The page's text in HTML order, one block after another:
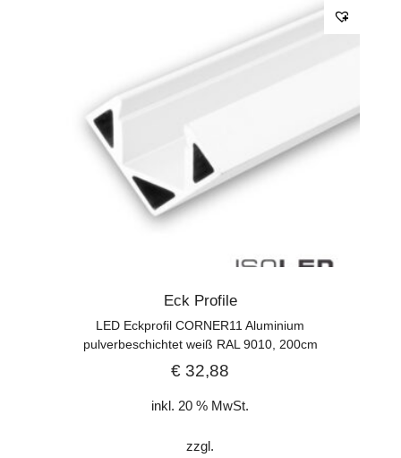
Eck Profile
LED Eckprofil CORNER11 Aluminium
pulverbeschichtet weiß RAL 9010, 200cm
€ 32,88
inkl. 20 % MwSt.
zzgl.